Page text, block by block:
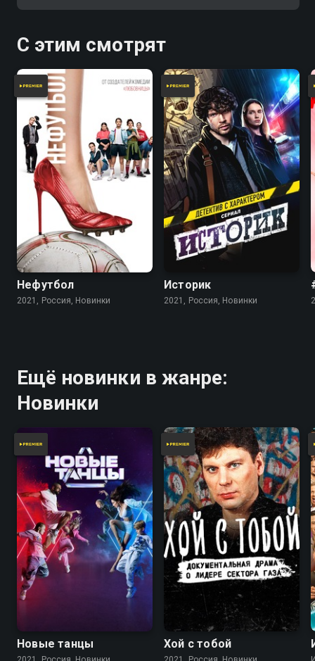
С этим смотрят
Нефутбол
2021, Россия, Новинки
Историк
2021, Россия, Новинки
Ещё новинки в жанре:
Новинки
Новые танцы Хой с тобой